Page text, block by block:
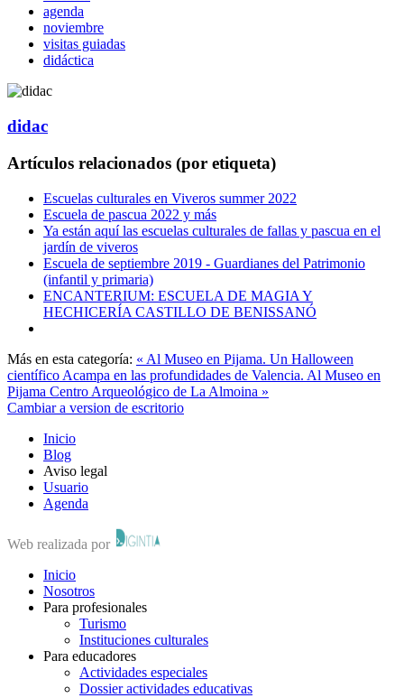
agenda
noviembre
visitas guiadas
didáctica
didac
Artículos relacionados (por etiqueta)
Escuelas culturales en Viveros summer 2022
Escuela de pascua 2022 y más
Ya están aquí las escuelas culturales de fallas y pascua en el
jardín de viveros
Escuela de septiembre 2019 - Guardianes del Patrimonio
(infantil y primaria)
ENCANTERIUM: ESCUELA DE MAGIA Y
HECHICERÍA CASTILLO DE BENISSANÓ
Más en esta categoría: « Al Museo en Pijama. Un Halloween
científico Acampa en las profundidades de Valencia. Al Museo en
Pijama Centro Arqueológico de La Almoina »
Cambiar a version de escritorio
Inicio
Blog
Aviso legal
Usuario
Agenda
Web realizada por
Inicio
Nosotros
Para profesionales
Turismo
Instituciones culturales
Para educadores
Actividades especiales
Dossier actividades educativas